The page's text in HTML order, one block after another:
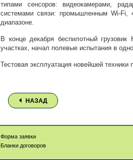
типами сенсоров: видеокамерами,
системами связи: промышленным Wi-
диапазоне.
В конце декабря беспилотный
участках, начал полевые испытания в
Тестовая эксплуатация новейшей
НАЗАД
Форма заявки
Бланки договоров